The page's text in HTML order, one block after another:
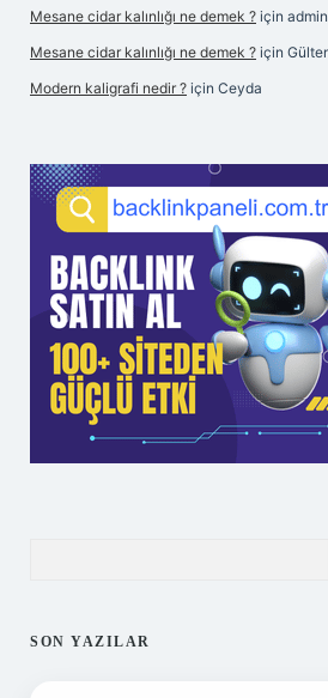
Mesane cidar kalınlığı ne demek ? için admin
Mesane cidar kalınlığı ne demek ? için
Modern kaligrafi nedir ? için Ceyda
SON YAZILAR